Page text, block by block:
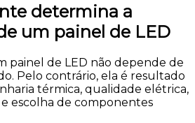
determina a
um painel de LED
painel de LED não depende de
Pelo contrário, ela é resultado
térmica, qualidade elétrica,
escolha de componentes